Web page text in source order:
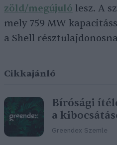
zöld/megújuló lesz. A
mely 759 MW
a Shell
Cikkajánló
Bírósági
a
Greendex Szemle